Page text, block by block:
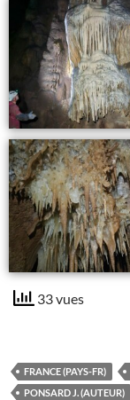
33 vues
FRANCE (PAYS-FR)
PONSARD J. (AUTEUR)